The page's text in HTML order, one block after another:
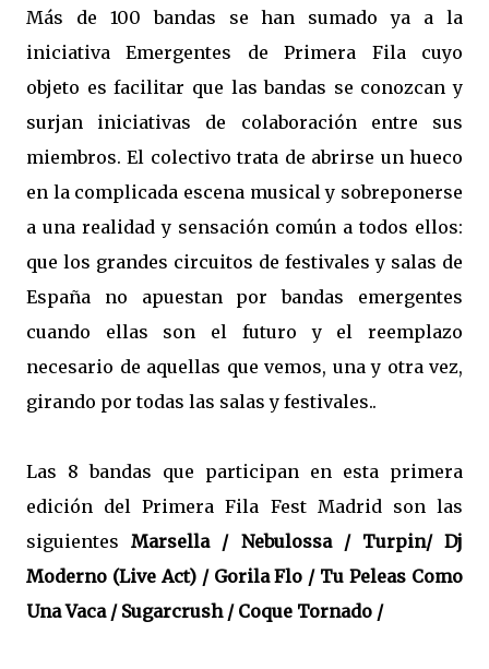
Más de 100 bandas se han sumado ya a la
iniciativa Emergentes de Primera Fila cuyo
objeto es facilitar que las bandas se conozcan y
surjan iniciativas de colaboración entre sus
miembros. El colectivo trata de abrirse un hueco
en la complicada escena musical y sobreponerse
a una realidad y sensación común a todos ellos:
que los grandes circuitos de festivales y salas de
España no apuestan por bandas emergentes
cuando ellas son el futuro y el reemplazo
necesario de aquellas que vemos, una y otra vez,
girando por todas las salas y festivales..
Las 8 bandas que participan en esta primera
edición del Primera Fila Fest Madrid son las
siguientesMarsella / Nebulossa / Turpin/ Dj
Moderno (Live Act) / Gorila Flo / Tu Peleas Como
Una Vaca / Sugarcrush / Coque Tornado /